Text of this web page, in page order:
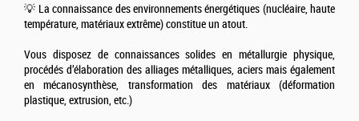
💡 La connaissance des environnements énergétiques (nucléaire, haute
température, matériaux extrême) constitue un atout.
Vous disposez de connaissances solides en métallurgie physique,
procédés d’élaboration des alliages métalliques, aciers mais également
en mécanosynthèse, transformation des matériaux (déformation
plastique, extrusion, etc.)